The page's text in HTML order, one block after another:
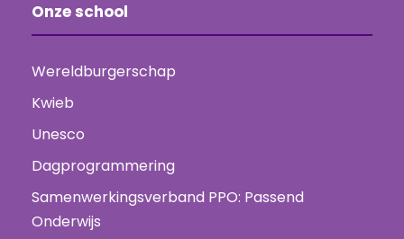
Onze school
Wereldburgerschap
Kwieb
Unesco
Dagprogrammering
Samenwerkingsverband PPO: Passend
Onderwijs